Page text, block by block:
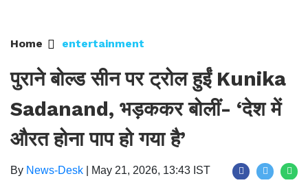
Home entertainment
पुराने बोल्ड सीन पर ट्रोल हुईं Kunika
Sadanand, भड़ककर बोलीं- ‘देश में
औरत होना पाप हो गया है’
By News-Desk May 21, 2026, 13:43 IST